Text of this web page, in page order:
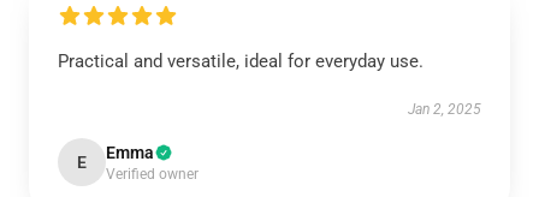
Practical and versatile, ideal for everyday use.
Jan 2, 2025
E Emma
Verified owner